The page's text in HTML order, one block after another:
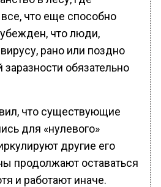
что еще способно
убежден, что люди,
рано или поздно
обязательно
что существующие
для «нулевого»
другие его
продолжают оставаться
и работают иначе.